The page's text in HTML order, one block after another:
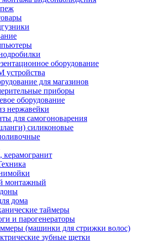
оборудование
устройства
для магазинов
приборы
оборудование
нержавейки
для самогоноварения
силиконовые
керамогранит
монтажный
дома
таймеры
и парогенераторы
(машинки для стрижки волос)
зубные щетки